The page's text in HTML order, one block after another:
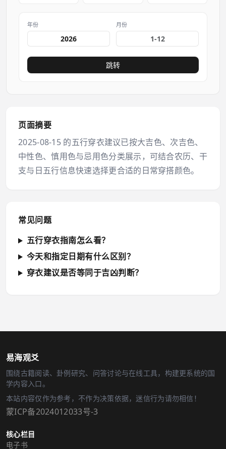
年份 月份
跳转
页面摘要
2025-08-15 的五行穿衣建议已按大吉色、次吉色、
中性色、慎用色与忌用色分类展示，可结合农历、干
支与日五行信息快速选择更合适的日常穿搭颜色。
常见问题
五行穿衣指南怎么看？
今天和指定日期有什么区别？
穿衣建议是否等同于吉凶判断？
易海观爻
围绕古籍阅读、卦例研究、问答讨论与在线工具，构建更系统的国
学内容入口。
本站内容仅作为参考，不作为决策依据，迷信行为请勿相信！
蒙ICP备2024012033号-3
核心栏目
电子书